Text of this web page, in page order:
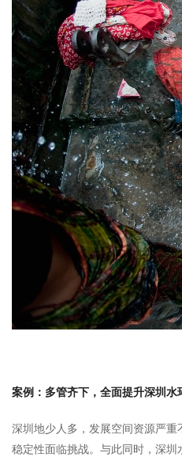
案例：多管齐下，全面提升深圳水
深圳地少人多，发展空间资源严
稳定性面临挑战。与此同时，深